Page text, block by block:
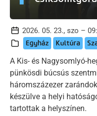
2026. 05. 23., szo –
Egyház Kultúra
A Kis- és Nagysomlyó-
pünkösdi búcsús
háromszázezer
készülve a helyi
tartottak a helyszínen.